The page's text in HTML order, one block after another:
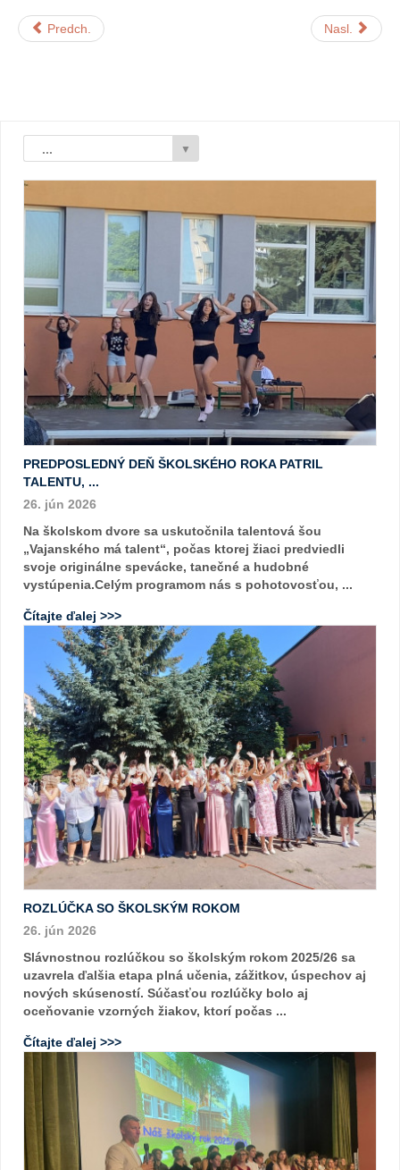
Predch. Nasl.
... ▼
PREDPOSLEDNÝ DEŇ ŠKOLSKÉHO ROKA PATRIL
TALENTU, ...
26. jún 2026
Na školskom dvore sa uskutočnila talentová šou
„Vajanského má talent“, počas ktorej žiaci predviedli
svoje originálne spevácke, tanečné a hudobné
vystúpenia.Celým programom nás s pohotovosťou, ...
Čítajte ďalej >>>
ROZLÚČKA SO ŠKOLSKÝM ROKOM
26. jún 2026
Slávnostnou rozlúčkou so školským rokom 2025/26 sa
uzavrela ďalšia etapa plná učenia, zážitkov, úspechov aj
nových skúseností. Súčasťou rozlúčky bolo aj
oceňovanie vzorných žiakov, ktorí počas ...
Čítajte ďalej >>>